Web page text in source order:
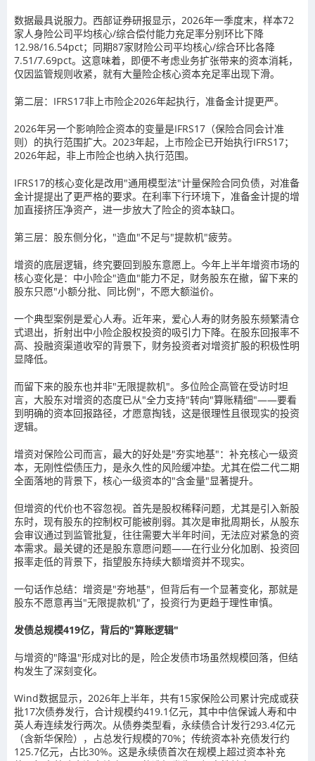
数据最具说服力。西部证券研报显示，2026年一季度末，样本72
家人身险公司平均核心/综合偿付能力充足率分别环比下降
12.98/16.54pct；同期87家财险公司平均核心/综合环比各降
7.51/7.69pct。这意味着，即便不考虑业务扩张带来的资本消耗，
仅因监管规则收紧，就有大量险企核心资本充足率出现下滑。
第二层：IFRS17非上市险企2026年起执行，准备金计提更严。
2026年另一个影响险企资本的变量是IFRS17（保险合同会计准
则）的执行范围扩大。2023年起，上市险企已开始执行IFRS17；
2026年起，非上市险企也纳入执行范围。
IFRS17的核心变化是改用"通用模型法"计量保险合同负债，对准备
金计提提出了更严格的要求。在利率下行环境下，准备金计提的增
加直接挤压净资产，进一步放大了险企的资本缺口。
第三层：股东侧分化，"造血"不足与"提款机"疲劳。
增资的底层逻辑，终究要回到股东意愿上。今年上半年增资市场的
核心变化是：中小险企"造血"能力不足，财务股东在撤，留下来的
股东只愿"小额分批、同比例"，不愿大额溢价。
一个典型案例是爱心人寿。近年来，爱心人寿的财务股东频繁清仓
式退出，折射出中小险企股权投资的吸引力下降。在股东回报率不
高、投融资渠道收窄的背景下，财务投资者对增资扩股的积极性明
显降低。
而留下来的股东也并非"无限提款机"。多位险企高管在受访时坦
言，大股东对增资的态度已从"全力支持"转向"算账精细"——要看
到明确的资本回报路径，才愿意掏钱，这是很理性且很现实的投资
逻辑。
增资对保险公司而言，最大的好处是"夯实地基"：补充核心一级资
本，无刚性偿债压力，是永久性的风险缓冲垫。尤其在偿二代二期
全面落地的背景下，核心一级资本的"含金量"显著提升。
但增资的代价也不容忽视。首先是股权稀释问题，尤其是引入新股
东时，现有股东的控制权可能被削弱。其次是审批周期长，从股东
会审议通过到监管批复，往往需要大半年时间，无法应对紧急的资
本需求。最关键的还是股东意愿问题——在行业分化加剧、投资回
报率走低的背景下，指望股东持续大额增资并不现实。
一句话作总结：增资是"夯地基"，但背后有一个显著变化，那就是
股东不愿意再当"无限提款机"了，投资行为更趋于理性审慎。
发债总规模419亿， 背后的"算账逻辑"
与增资的"降温"形成对比的是，险企发债市场虽然规模回落，但结
构发生了深刻变化。
Wind数据显示，2026年上半年，共有15家保险公司累计完成或获
批17次债券发行，合计规模约419.1亿元，其中中信保诚人寿和中
英人寿连续发行两次。从债券类型看，永续债合计发行293.4亿元
（含新华保险），占总发行规模的70%；传统资本补充债发行约
125.7亿元，占比30%。这是永续债首次在规模上超过资本补充